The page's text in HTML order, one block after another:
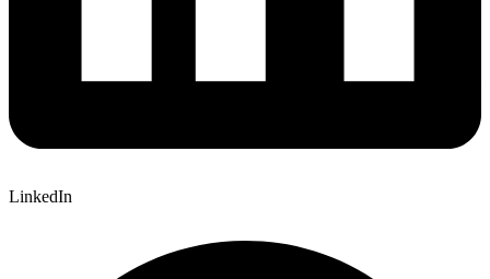
LinkedIn